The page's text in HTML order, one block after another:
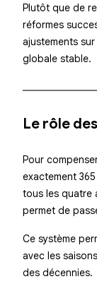
Plutôt que de
réformes
ajustements
globale stable.
Le rôle
Pour
exactement
tous les quatre
permet de
Ce système
avec les
des décennies.